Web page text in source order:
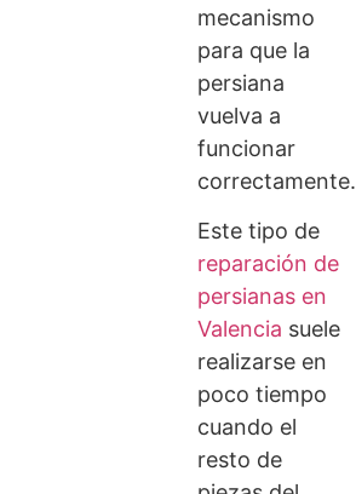
mecanismo
para que la
persiana
vuelva a
funcionar
correctamente.
Este tipo de
reparación de
persianas en
Valencia suele
realizarse en
poco tiempo
cuando el
resto de